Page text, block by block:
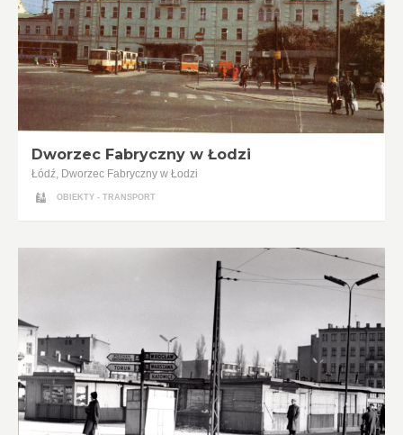
Dworzec Fabryczny w Łodzi
Łódź, Dworzec Fabryczny w Łodzi
OBIEKTY - TRANSPORT